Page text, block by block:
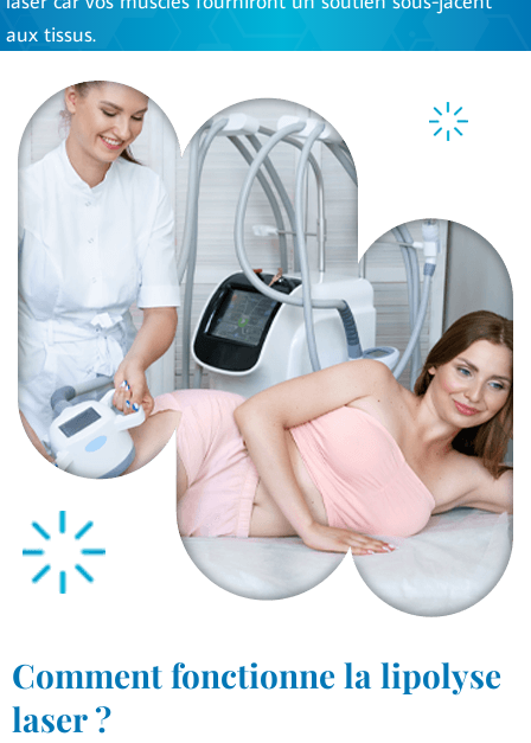
aux tissus.
Comment fonctionne la lipolyse
laser ?